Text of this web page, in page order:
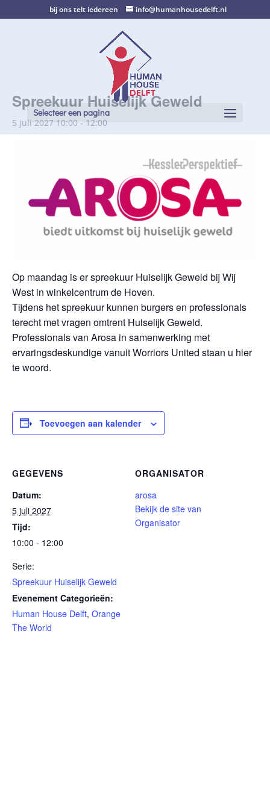
bij ons telt iedereen info@humanhousedelft.nl
Selecteer een pagina
Spreekuur Huiselijk Geweld
5 juli 2027 10:00 - 12:00
Op maandag is er spreekuur Huiselijk Geweld bij Wij
West in winkelcentrum de Hoven.
Tijdens het spreekuur kunnen burgers en professionals
terecht met vragen omtrent Huiselijk Geweld.
Professionals van Arosa in samenwerking met
ervaringsdeskundige vanuit Worriors United staan u hier
te woord.
Toevoegen aan kalender
GEGEVENS
Datum:
5 juli 2027
Tijd:
10:00 - 12:00
Serie:
Spreekuur Huiselijk Geweld
Evenement Categorieën:
Human House Delft, Orange
The World
ORGANISATOR
arosa
Bekijk de site van
Organisator